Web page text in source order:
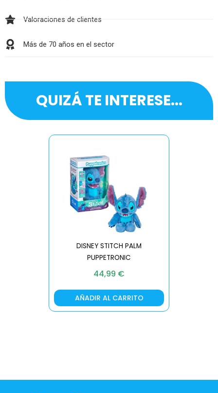
Valoraciones de clientes
Más de 70 años en el sector
QUIZÁ TE INTERESE...
DISNEY STITCH PALM
PUPPETRONIC
44,99 €
AÑADIR AL CARRITO